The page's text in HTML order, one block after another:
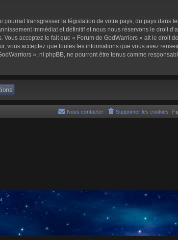
transgresser la législation de votre pays, du pays dans
immédiat et définitif et nous nous réservons le droit
acceptez le fait que « Forum de GodWarriors » ait le droit
vous acceptez que toutes les informations que vous avez
», ni phpBB, ne pourront être tenus comme
Supprimer les cookies
Nous contacter